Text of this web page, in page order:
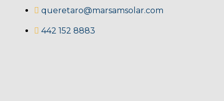
queretaro@marsamsolar.com
442 152 8883